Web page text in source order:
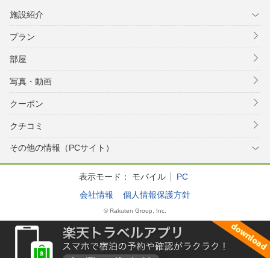
施設紹介
プラン
部屋
写真・動画
クーポン
クチコミ
その他の情報（PCサイト）
表示モード： モバイル
PC
会社情報
個人情報保護方針
© Rakuten Group, Inc.